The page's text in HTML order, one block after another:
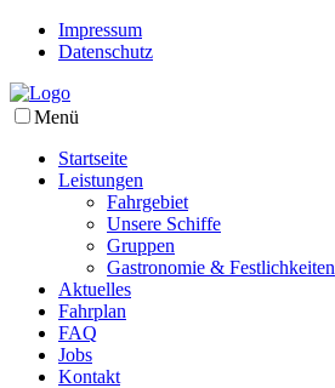
Impressum
Datenschutz
Menü
Startseite
Leistungen
Fahrgebiet
Unsere Schiffe
Gruppen
Gastronomie & Festlichkeiten
Aktuelles
Fahrplan
FAQ
Jobs
Kontakt